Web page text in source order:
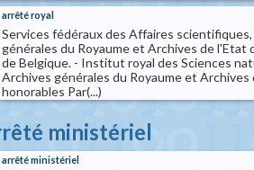
arrêté royal
Services fédéraux des Affaires
générales du Royaume et Archives de l'Etat
de Belgique. - Institut royal des Sciences
Archives générales du Royaume et
honorables Par(...)
ministériel
arrêté ministériel